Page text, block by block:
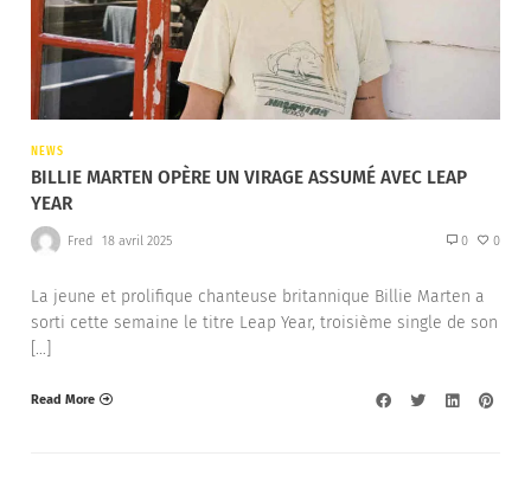
NEWS
BILLIE MARTEN OPÈRE UN VIRAGE ASSUMÉ AVEC LEAP
YEAR
Fred 18 avril 2025 0 0
La jeune et prolifique chanteuse britannique Billie Marten a
sorti cette semaine le titre Leap Year, troisième single de son
[…]
Read More